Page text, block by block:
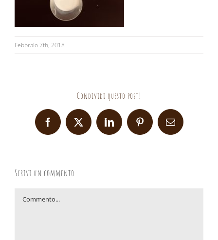
Febbraio 7th, 2018
Condividi questo post!
Facebook
X LinkedInPinterestEmail
Scrivi un commento